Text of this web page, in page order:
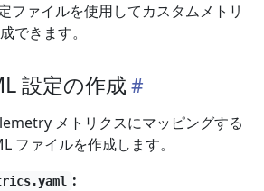
ファイルを使用してカスタムメトリ
できます。
設定の作成
メトリクスにマッピングする
ファイルを作成します。
: